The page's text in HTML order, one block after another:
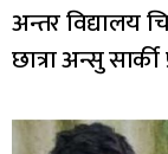
अन्तर विद्यालय
छात्रा अन्सु सार्की